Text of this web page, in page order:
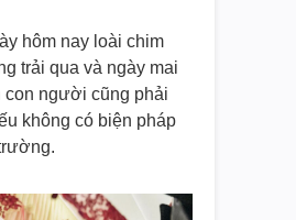
hôm nay loài chim
trải qua và ngày mai
con người cũng phải
không có biện pháp